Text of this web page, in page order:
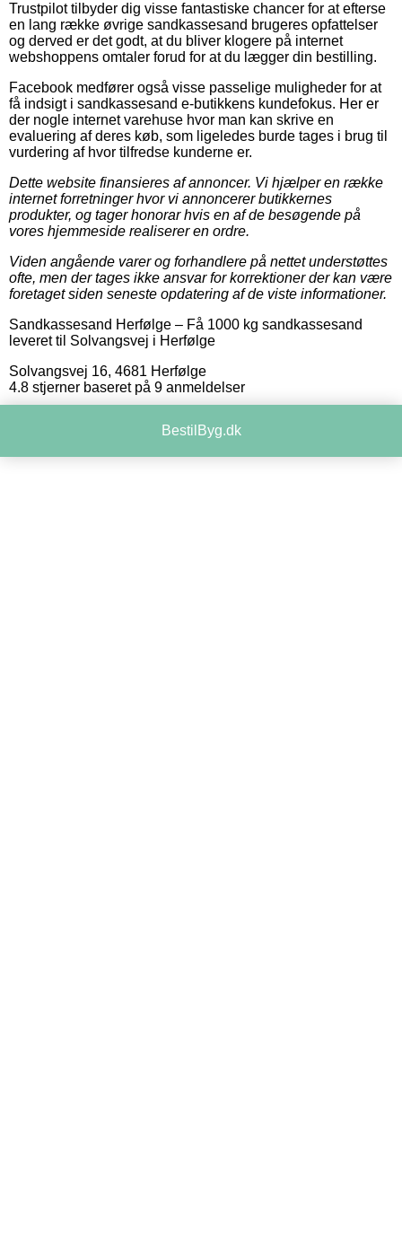
Trustpilot tilbyder dig visse fantastiske chancer for at efterse
en lang række øvrige sandkassesand brugeres opfattelser
og derved er det godt, at du bliver klogere på internet
webshoppens omtaler forud for at du lægger din bestilling.
Facebook medfører også visse passelige muligheder for at
få indsigt i sandkassesand e-butikkens kundefokus. Her er
der nogle internet varehuse hvor man kan skrive en
evaluering af deres køb, som ligeledes burde tages i brug til
vurdering af hvor tilfredse kunderne er.
Dette website finansieres af annoncer. Vi hjælper en række
internet forretninger hvor vi annoncerer butikkernes
produkter, og tager honorar hvis en af de besøgende på
vores hjemmeside realiserer en ordre.
Viden angående varer og forhandlere på nettet understøttes
ofte, men der tages ikke ansvar for korrektioner der kan være
foretaget siden seneste opdatering af de viste informationer.
Sandkassesand Herfølge – Få 1000 kg sandkassesand
leveret til Solvangsvej i Herfølge
Solvangsvej 16, 4681 Herfølge
4.8 stjerner baseret på 9 anmeldelser
BestilByg.dk